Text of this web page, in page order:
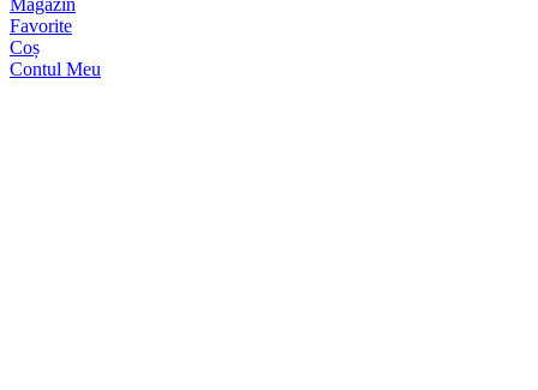
Magazin
Favorite
Coș
Contul Meu